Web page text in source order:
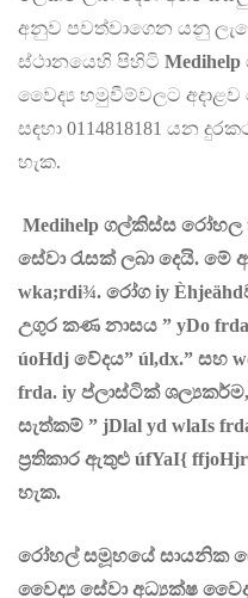
අනුව පවත්වාගෙන යනු
ස්ථානයෙහි පිහිටි Medihelp
වෛද්‍ය හමුවීම්වලට අදාළව
සඳහා 0114818181 යන
හැක.
Medihelp ගල්කිස්ස රෝහල
සේවා රැසක් ලබා දෙයි. මේ
wka;rdi¾. රෝගiy Èhjeähd
උගුර කණ නාසය ” yDo
úoHdj වේදය” úl,dx.” සහ
frda. iy ප්ලාස්ටික්
සැත්කම් ” jDlal yd wlaIs
ප්‍රතිකාර ඇතුළු úfYaI{
හැක.
රෝහල් සමූහයේ සායනික
වෛද්‍ය සේවා අධ්‍යක්ෂ